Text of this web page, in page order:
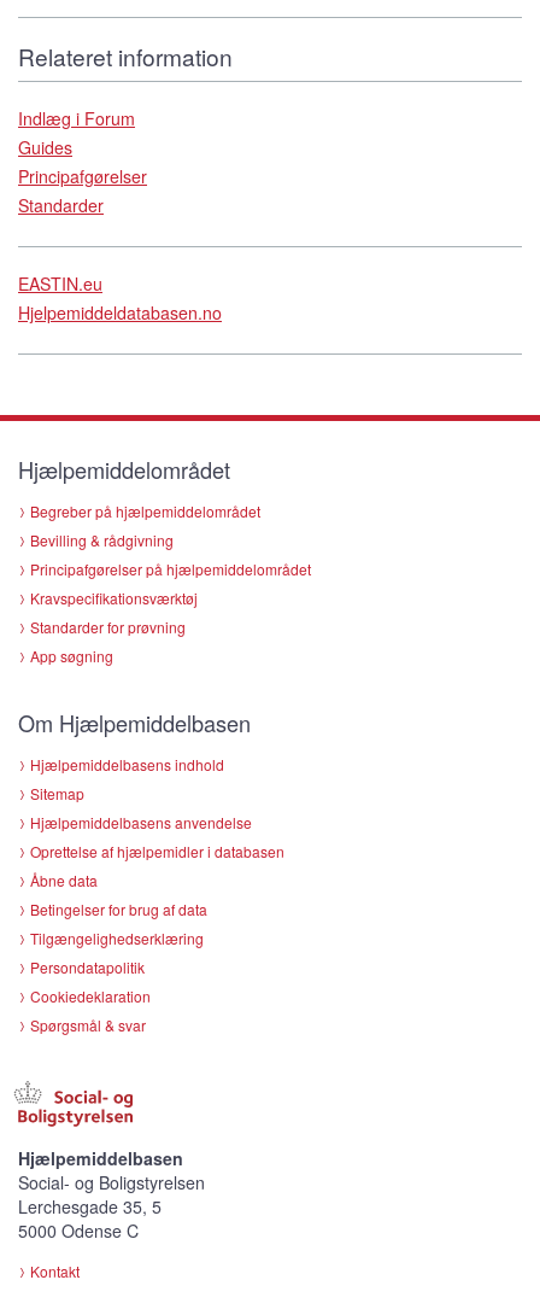
Relateret information
Indlæg i Forum
Guides
Principafgørelser
Standarder
EASTIN.eu
Hjelpemiddeldatabasen.no
Hjælpemiddelområdet
Begreber på hjælpemiddelområdet
Bevilling & rådgivning
Principafgørelser på hjælpemiddelområdet
Kravspecifikationsværktøj
Standarder for prøvning
App søgning
Om Hjælpemiddelbasen
Hjælpemiddelbasens indhold
Sitemap
Hjælpemiddelbasens anvendelse
Oprettelse af hjælpemidler i databasen
Åbne data
Betingelser for brug af data
Tilgængelighedserklæring
Persondatapolitik
Cookiedeklaration
Spørgsmål & svar
Hjælpemiddelbasen
Social- og Boligstyrelsen
Lerchesgade 35, 5
5000 Odense C
Kontakt